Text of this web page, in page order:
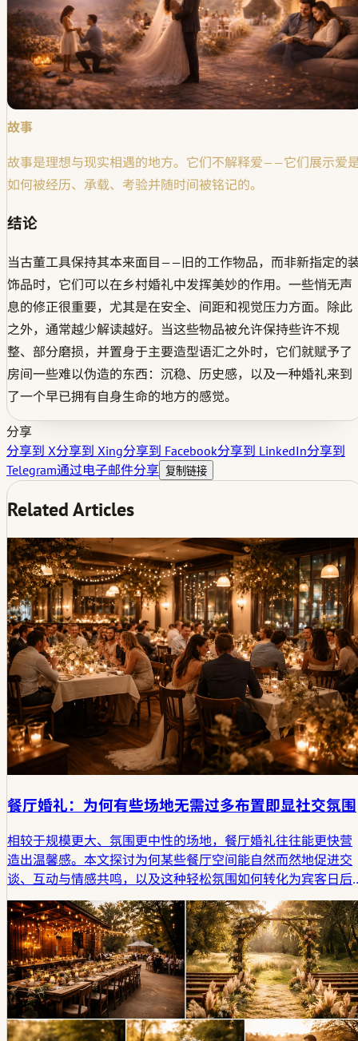
故事
故事是理想与现实相遇的地方。它们不解释爱——它们展示爱
如何被经历、承载、考验并随时间被铭记的。
结论
当古董工具保持其本来面目——旧的工作物品，而非新指定的
饰品时，它们可以在乡村婚礼中发挥美妙的作用。一些悄无声
息的修正很重要，尤其是在安全、间距和视觉压力方面。除此
之外，通常越少解读越好。当这些物品被允许保持些许不规
整、部分磨损，并置身于主要造型语汇之外时，它们就赋予了
房间一些难以伪造的东西：沉稳、历史感，以及一种婚礼来到
了一个早已拥有自身生命的地方的感觉。
分享
分享到 X分享到 Xing分享到 Facebook分享到 LinkedIn分享到
Telegram通过电子邮件分享 复制链接
Related Articles
餐厅婚礼：为何有些场地无需过多布置即显社交氛围
相较于规模更大、氛围更中性的场地，餐厅婚礼往往能更快营
造出温馨感。本文探讨为何某些餐厅空间能自然而然地促进交
谈、互动与情感共鸣，以及这种轻松氛围如何转化为宾客日后
回味的小型社交场景。